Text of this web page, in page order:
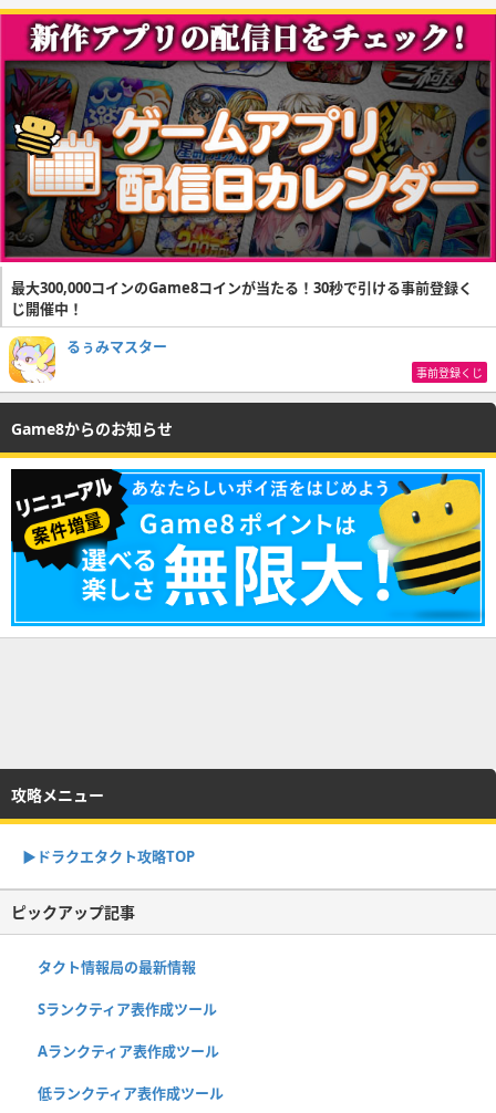
最大300,000コインのGame8コインが当たる！30秒で引ける事前登録く
じ開催中！
るぅみマスター
事前登録くじ
Game8からのお知らせ
攻略メニュー
▶︎ドラクエタクト攻略TOP
ピックアップ記事
タクト情報局の最新情報
Sランクティア表作成ツール
Aランクティア表作成ツール
低ランクティア表作成ツール